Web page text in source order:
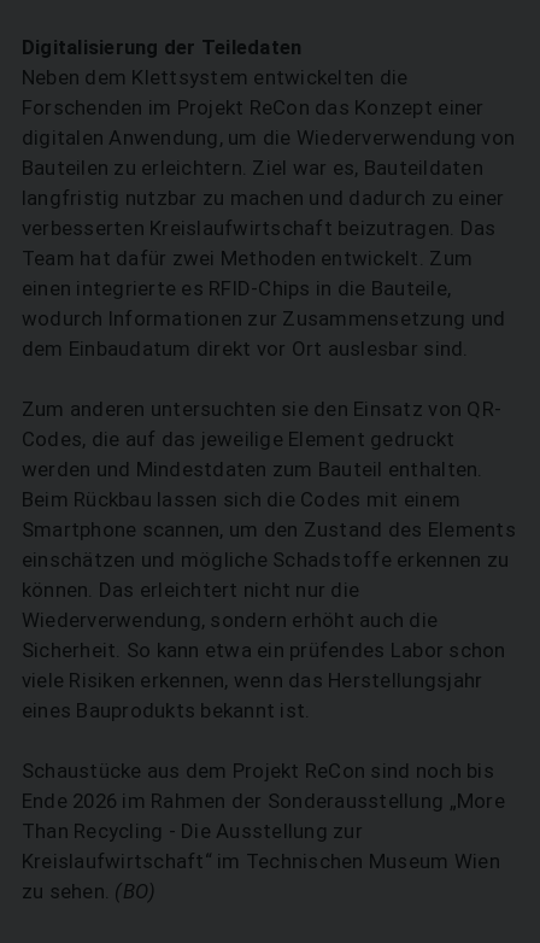
Digitalisierung der Teiledaten
Neben dem Klettsystem entwickelten die
Forschenden im Projekt ReCon das Konzept einer
digitalen Anwendung, um die Wiederverwendung von
Bauteilen zu erleichtern. Ziel war es, Bauteildaten
langfristig nutzbar zu machen und dadurch zu einer
verbesserten Kreislaufwirtschaft beizutragen. Das
Team hat dafür zwei Methoden entwickelt. Zum
einen inte­grierte es RFID-Chips in die Bauteile,
wodurch Informationen zur Zusammensetzung und
dem Einbaudatum direkt vor Ort auslesbar sind.
Zum anderen untersuchten sie den Einsatz von QR-
Codes, die auf das jeweilige Element gedruckt
werden und Mindestdaten zum Bauteil enthalten.
Beim Rückbau lassen sich die Codes mit einem
Smartphone scannen, um den Zustand des Elements
einschätzen und mögliche Schadstoffe erkennen zu
können. Das erleichtert nicht nur die
Wiederverwendung, sondern erhöht auch die
Sicherheit. So kann etwa ein prüfendes Labor schon
viele Risiken erkennen, wenn das Herstellungsjahr
eines Bauprodukts bekannt ist.
Schaustücke aus dem Projekt ReCon sind noch bis
Ende 2026 im Rahmen der Sonderausstellung „More
Than Recycling - Die Ausstellung zur
Kreislaufwirtschaft“ im Technischen Museum Wien
zu sehen. (BO)